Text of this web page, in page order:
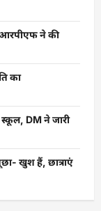
आरपीएफ ने की
का
DM ने जारी
खुश हैं, छात्राएं